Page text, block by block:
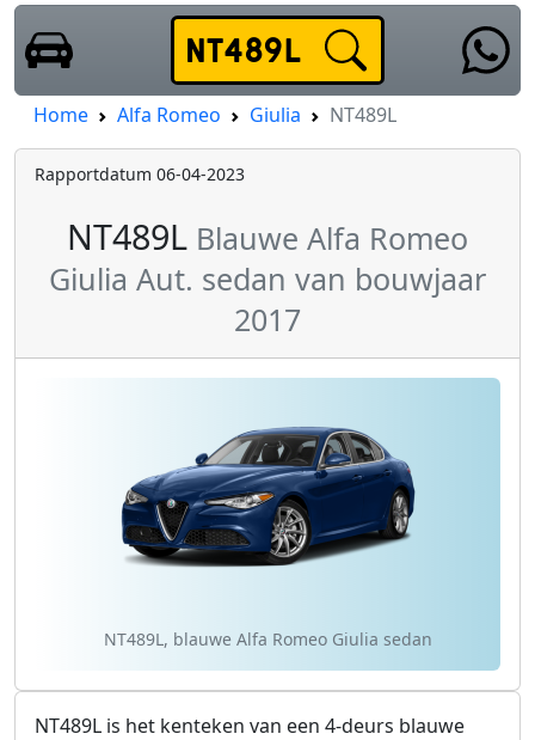
Home Alfa Romeo Giulia NT489L
Rapportdatum 06-04-2023
NT489L Blauwe Alfa Romeo
Giulia Aut. sedan van bouwjaar
2017
NT489L, blauwe Alfa Romeo Giulia sedan
NT489L is het kenteken van een 4-deurs blauwe